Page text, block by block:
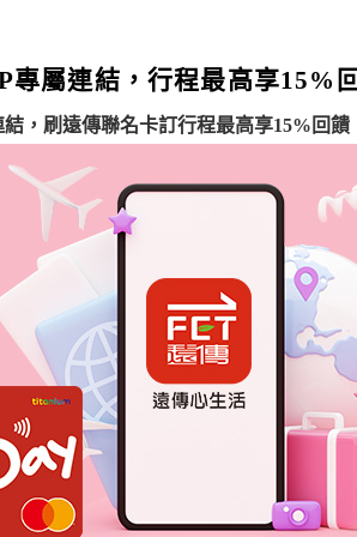
專屬連結，行程最高享15%
結，刷遠傳聯名卡訂行程最高享15% 回饋